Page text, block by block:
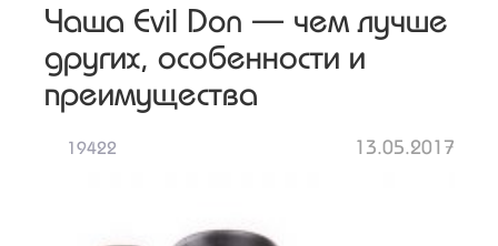
Чаша Evil Don — чем лучше
других, особенности и
преимущества
13.05.2017
19422